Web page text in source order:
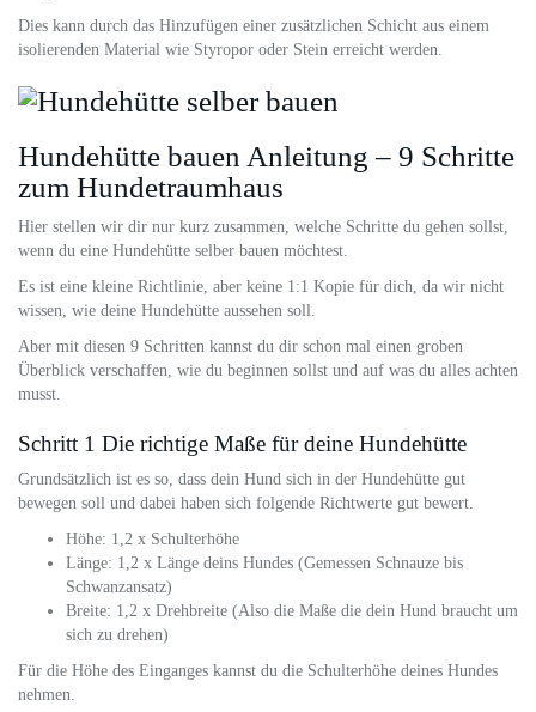
Dies kann durch das Hinzufügen einer zusätzlichen Schicht aus einem
isolierenden Material wie Styropor oder Stein erreicht werden.
Hundehütte bauen Anleitung – 9 Schritte
zum Hundetraumhaus
Hier stellen wir dir nur kurz zusammen, welche Schritte du gehen sollst,
wenn du eine Hundehütte selber bauen möchtest.
Es ist eine kleine Richtlinie, aber keine 1:1 Kopie für dich, da wir nicht
wissen, wie deine Hundehütte aussehen soll.
Aber mit diesen 9 Schritten kannst du dir schon mal einen groben
Überblick verschaffen, wie du beginnen sollst und auf was du alles achten
musst.
Schritt 1 Die richtige Maße für deine Hundehütte
Grundsätzlich ist es so, dass dein Hund sich in der Hundehütte gut
bewegen soll und dabei haben sich folgende Richtwerte gut bewert.
Höhe: 1,2 x Schulterhöhe
Länge: 1,2 x Länge deins Hundes (Gemessen Schnauze bis
Schwanzansatz)
Breite: 1,2 x Drehbreite (Also die Maße die dein Hund braucht um
sich zu drehen)
Für die Höhe des Einganges kannst du die Schulterhöhe deines Hundes
nehmen.